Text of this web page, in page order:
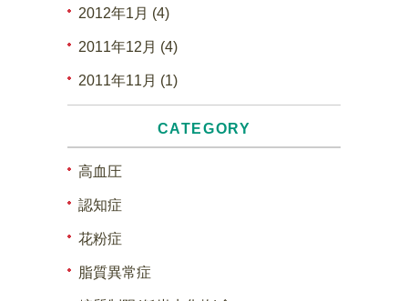
2012年1月 (4)
2011年12月 (4)
2011年11月 (1)
CATEGORY
高血圧
認知症
花粉症
脂質異常症